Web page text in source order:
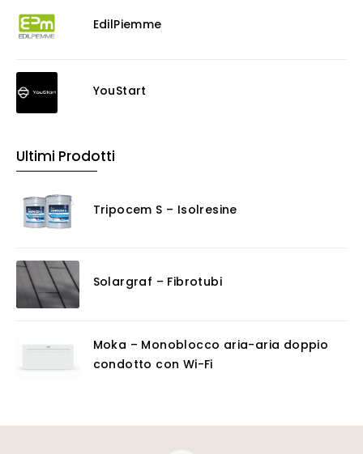
EdilPiemme
YouStart
Ultimi Prodotti
Tripocem S – Isolresine
Solargraf – Fibrotubi
Moka – Monoblocco aria-aria doppio
condotto con Wi-Fi